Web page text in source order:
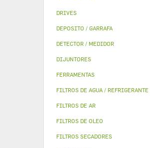
DRIVES
DEPOSITO / GARRAFA
DETECTOR / MEDIDOR
DIJUNTORES
FERRAMENTAS
FILTROS DE AGUA / REFRIGERANTE
FILTROS DE AR
FILTROS DE OLEO
FILTROS SECADORES